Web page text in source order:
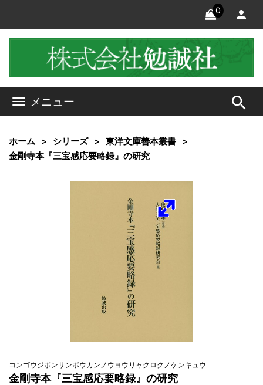
0
メニュー search
ホーム シリーズ
東洋文庫善本叢書
金剛寺本『三宝感応要略録』の研究
コンゴウジボンサンポウカンノウヨウリャクロクノケンキュウ
金剛寺本『三宝感応要略録』の研究